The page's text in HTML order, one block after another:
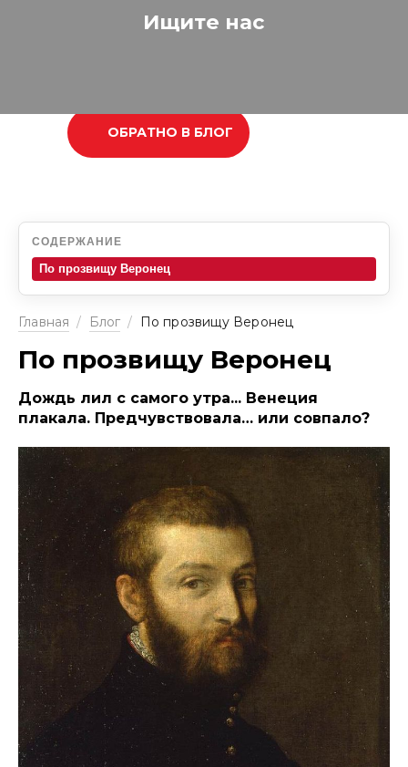
Ищите нас
ОБРАТНО В БЛОГ
СОДЕРЖАНИЕ
По прозвищу Веронец
Главная / Блог / По прозвищу Веронец
По прозвищу Веронец
Дождь лил с самого утра... Венеция
плакала. Предчувствовала… или совпало?